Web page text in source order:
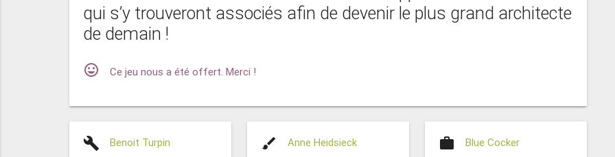
qui s’y trouveront associés afin de devenir le plus grand architecte
de demain !
mood Ce jeu nous a été offert. Merci !
build Benoit Turpin brush Anne Heidsieck work Blue Cocker